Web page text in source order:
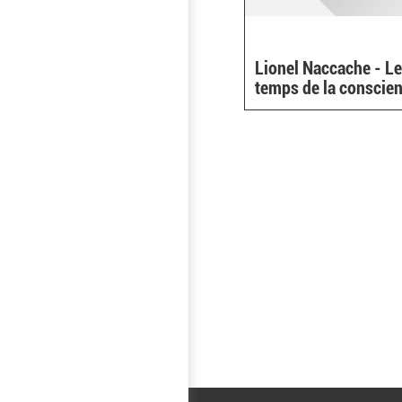
Lionel Naccache -
temps de la